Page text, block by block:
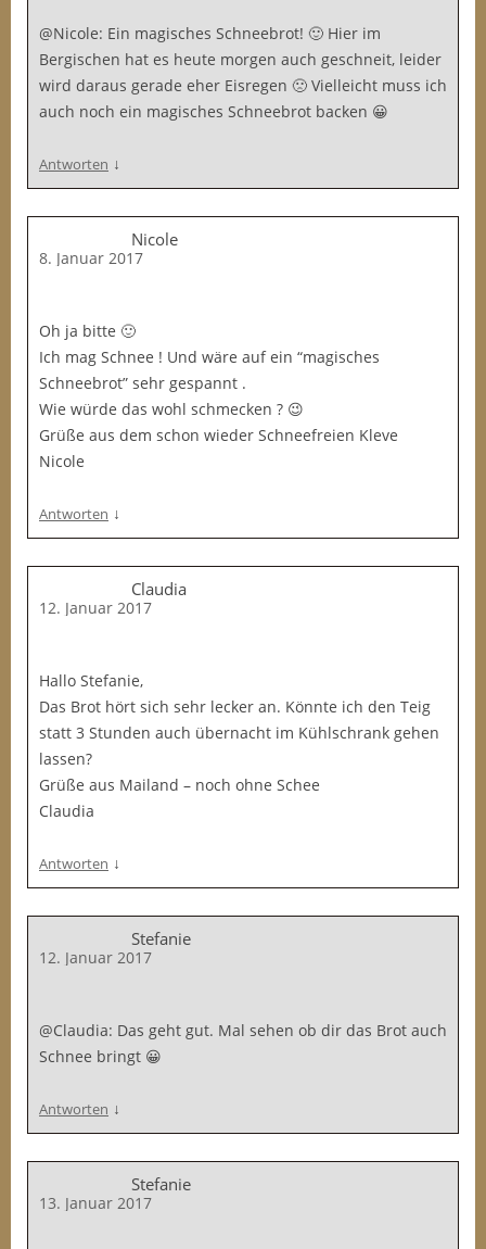
@Nicole: Ein magisches Schneebrot! 🙂 Hier im
Bergischen hat es heute morgen auch geschneit, leider
wird daraus gerade eher Eisregen 🙁 Vielleicht muss ich
auch noch ein magisches Schneebrot backen 😀
Antworten ↓
Nicole
8. Januar 2017
Oh ja bitte 🙂
Ich mag Schnee ! Und wäre auf ein “magisches
Schneebrot” sehr gespannt .
Wie würde das wohl schmecken ? 😉
Grüße aus dem schon wieder Schneefreien Kleve
Nicole
Antworten ↓
Claudia
12. Januar 2017
Hallo Stefanie,
Das Brot hört sich sehr lecker an. Könnte ich den Teig
statt 3 Stunden auch übernacht im Kühlschrank gehen
lassen?
Grüße aus Mailand – noch ohne Schee
Claudia
Antworten ↓
Stefanie
12. Januar 2017
@Claudia: Das geht gut. Mal sehen ob dir das Brot auch
Schnee bringt 😀
Antworten ↓
Stefanie
13. Januar 2017